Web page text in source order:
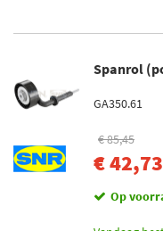
Spanrol
GA350.61
€ 85,45
€ 42,73
Op